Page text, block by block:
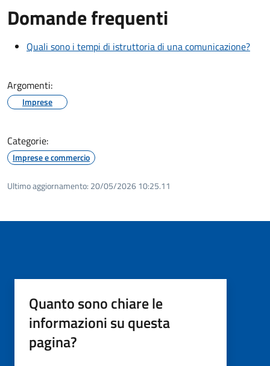
Domande frequenti
Quali sono i tempi di istruttoria di una comunicazione?
Argomenti:
Imprese
Categorie:
Imprese e commercio
Ultimo aggiornamento: 20/05/2026 10:25.11
Quanto sono chiare le
informazioni su questa
pagina?